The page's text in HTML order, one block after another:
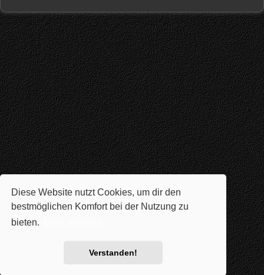
Diese Website nutzt Cookies, um dir den
bestmöglichen Komfort bei der Nutzung zu
bieten.
Verstanden!